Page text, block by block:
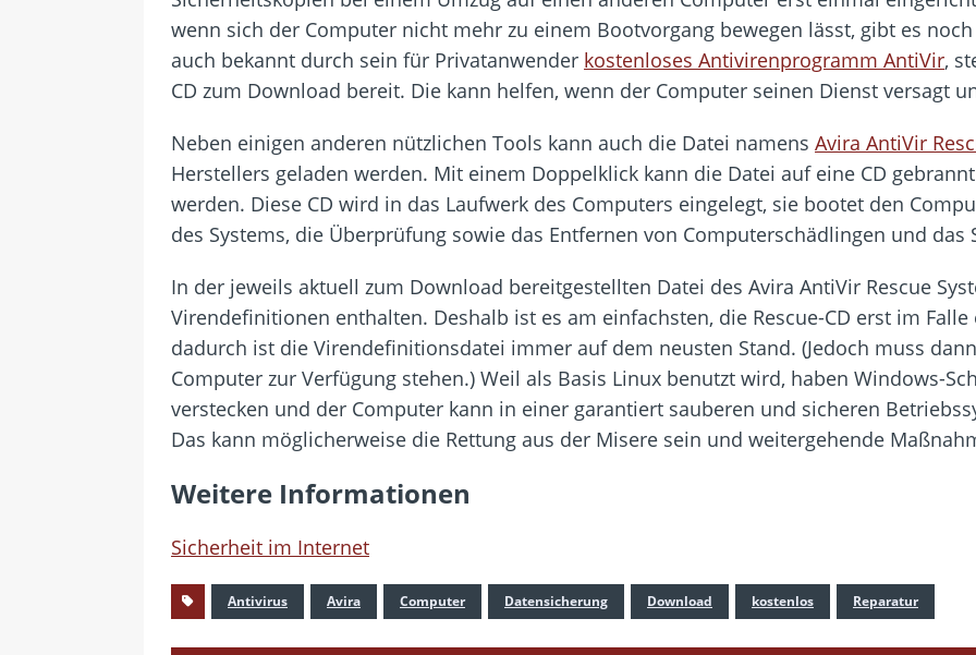
wenn sich der Computer nicht mehr zu einem Bootvorgang bewegen lässt, gibt es
auch bekannt durch sein für Privatanwender kostenloses Antivirenprogramm AntiVir,
CD zum Download bereit. Die kann helfen, wenn der Computer seinen Dienst versagt
Neben einigen anderen nützlichen Tools kann auch die Datei namens Avira AntiVir
Herstellers geladen werden. Mit einem Doppelklick kann die Datei auf eine CD
werden. Diese CD wird in das Laufwerk des Computers eingelegt, sie bootet den
des Systems, die Überprüfung sowie das Entfernen von Computerschädlingen und das
In der jeweils aktuell zum Download bereitgestellten Datei des Avira AntiVir Rescue
Virendefinitionen enthalten. Deshalb ist es am einfachsten, die Rescue-CD erst im
dadurch ist die Virendefinitionsdatei immer auf dem neusten Stand. (Jedoch muss
Computer zur Verfügung stehen.) Weil als Basis Linux benutzt wird, haben Windows-
verstecken und der Computer kann in einer garantiert sauberen und sicheren
Das kann möglicherweise die Rettung aus der Misere sein und weitergehende
Weitere Informationen
Sicherheit im Internet
Antivirus Avira Computer Datensicherung Download kostenlos Reparatur